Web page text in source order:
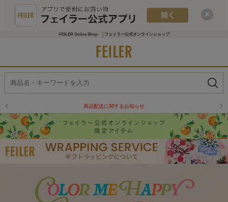
FEILER Online Shop │フェイラー公式オンラインショップ
商品配送に関するお知らせ